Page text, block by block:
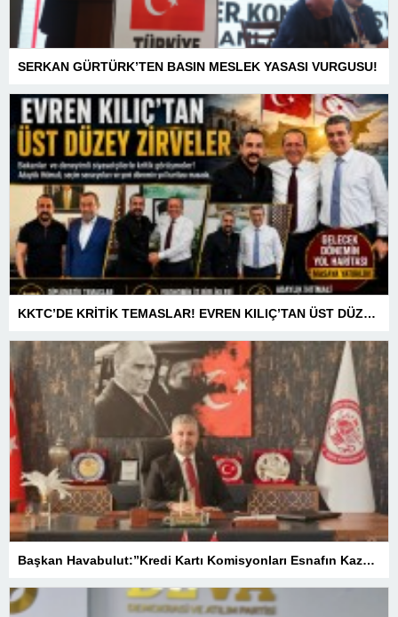
SERKAN GÜRTÜRK’TEN BASIN MESLEK YASASI VURGUSU!
KKTC’DE KRİTİK TEMASLAR! EVREN KILIÇ’TAN ÜST DÜZEY ZİRVELER
Başkan Havabulut:”Kredi Kartı Komisyonları Esnafın Kazancını Eritiyor”